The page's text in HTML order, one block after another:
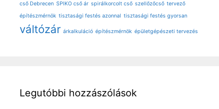
cső Debrecen SPIKO cső ár spirálkorcolt cső szellőzőcső tervező
építészmérnök tisztasági festés azonnal tisztasági festés gyorsan
váltózár árkalkuláció építészmérnök épületgépészeti tervezés
Legutóbbi hozzászólások